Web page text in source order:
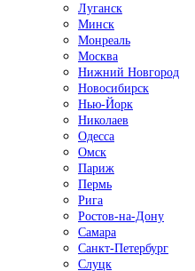
Луганск
Минск
Монреаль
Москва
Нижний Новгород
Новосибирск
Нью-Йорк
Николаев
Одесса
Омск
Париж
Пермь
Рига
Ростов-на-Дону
Самара
Санкт-Петербург
Слуцк